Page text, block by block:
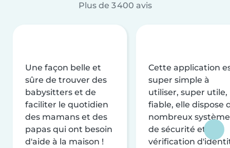
Plus de 3 400 avis
Une façon belle et
sûre de trouver des
babysitters et de
faciliter le quotidien
des mamans et des
papas qui ont besoin
d'aide à la maison !
Cette application
super simple à
utiliser, super utile,
fiable, elle dispose
nombreux
de sécurité et de
vérification